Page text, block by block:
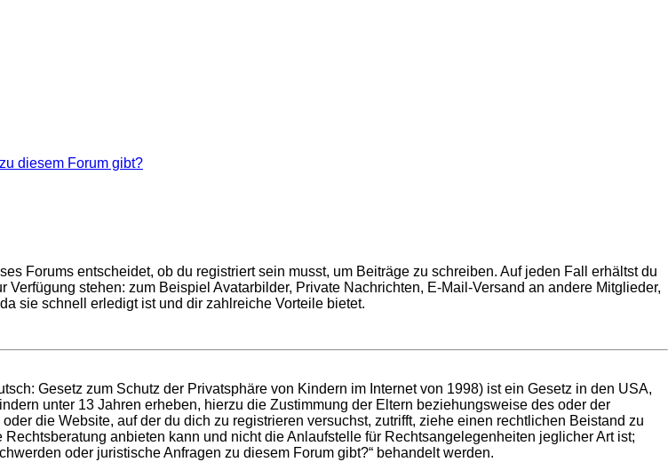
diesem Forum gibt?
Forums entscheidet, ob du registriert sein musst, um Beiträge zu schreiben. Auf jeden Fall erhältst du
stehen: zum Beispiel Avatarbilder, Private Nachrichten, E-Mail-Versand an andere Mitglieder,
sie schnell erledigt ist und dir zahlreiche Vorteile bietet.
Gesetz zum Schutz der Privatsphäre von Kindern im Internet von 1998) ist ein Gesetz in den USA,
unter 13 Jahren erheben, hierzu die Zustimmung der Eltern beziehungsweise des oder der
die Website, auf der du dich zu registrieren versuchst, zutrifft, ziehe einen rechtlichen Beistand zu
anbieten kann und nicht die Anlaufstelle für Rechtsangelegenheiten jeglicher Art ist;
oder juristische Anfragen zu diesem Forum gibt?“ behandelt werden.